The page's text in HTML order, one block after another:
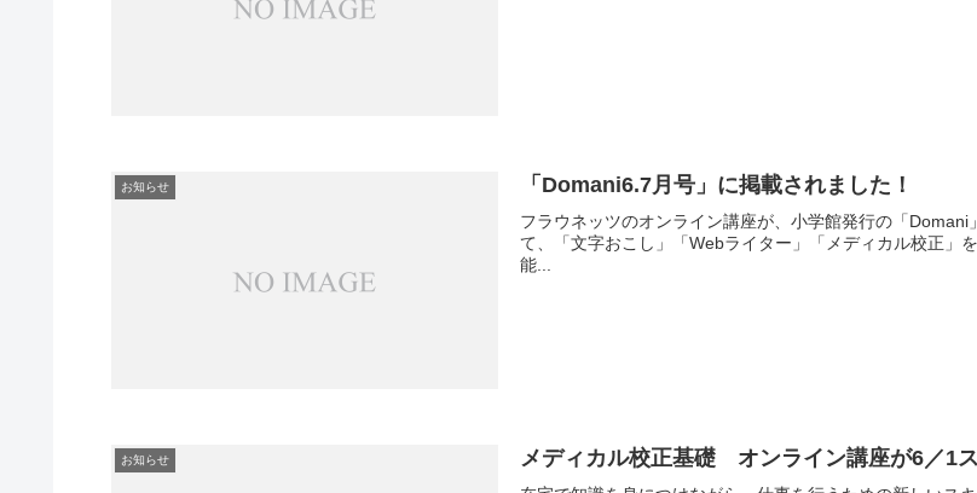
お知らせ 「Domani6.7月号」に掲載されました！
フラウネッツのオンライン講座が、小学館発行の「
て、「文字おこし」「Webライター」「メディカル校正」
能...
お知らせ メディカル校正基礎 オンライン講座が6／1